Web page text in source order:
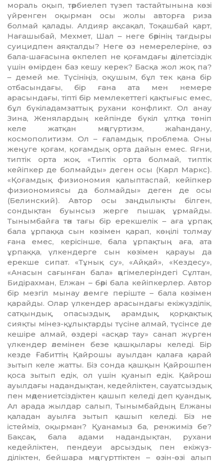
мораль оқып, тәрбиелеп түзеп тастайты­нына көзі
үйренген оқырман осы жолы авторға риза
болмай қалады. Алдияр ақсақал, Тоқашбай қарт,
Нағашыбай, Мехмет, Шал – неге бәрінің тағдыры
суицидпен аяқталды? Неге өз немерелеріне, өз
бала-шағасына өкпелеп не қоғамдағы әділетсіздік
үшін өмірден баз кешу керек? Басқа жол жоқ па?
– демей ме. Түсі­ніңіз, оқушым, бұл тек қана бір
отбасын­дағы, бір ғана ата мен не­мере
арасындағы, тіпті бір мем­лекеттегі қақтығыс емес,
бұл бүкіл­адам­заттық рухани конфликт. Ол анау
Зина, Женялардың кейпінде бүкіл ұлтқа төніп
келе жатқан мәңгүр­тизм, жаһандану,
космополитизм. Ол – ғаламдық проблема. Оны
жеңуге қоғам, қоғамдық орта дайын емес. Яғни,
типтік орта жоқ. «Типтік орта болмай, типтік
кейіпкер де бол­майды» деген осы (Карл Маркс).
«Қоғамдық фи­зиономия қалып­таспай, кейіпкер
физиономиясы да болмайды» деген де осы
(Белинский). Автор осы заңды­лықты білген,
сондық­тан буынсыз жерге пышақ ұр­майды.
Тыным­байға тән тағы бір ерекшелік – аға ұрпақ
бала ұр­паққа сын көзімен қарап, көңілі толмау
ғана емес, керісінше, бала ұрпақтың аға, ата
ұрпаққа, үл­кендерге сын көзімен қарауы да
ерекше сипат. «Тұнық су», «Ай­қай», «Кездесу»,
«Анасын сағын­ған бала» әңгімелеріндегі Сұлтан,
Бидірахман, Елжан – бәрі бала кейіпкерлер. Автор
бір мезгіл мынау әлемге періште – бала көзімен
қарайды. Олар үлкендер арасындағы екіжүзділік,
сатқын­дық, опасыздық, арамдық, қор­қақтық
сияқты мінез-құлықтарды түсіне алмай, түсінсе де
кешіре алмай, өздері «асқар тау» санап жүрген
үлкендер әлемінен безе қашқылары келеді. Бір
кезде Ғабиттің Қайрошы ауылдан қалаға қарай
зытып келе жатты. Біз сонда қашқын Қайрошпен
қоса зытып едік, ол үшін қуанып едік. Қайрош
ауылдағы надан­дықтан, кедей­ліктен, сауатсыздық
пен мәдениет­сіздіктен қашып келеді деп қуан­дық.
Ал арада жылдар салып, Тынымбайдың Елжаны
қаладан ауылға зытып қашып келеді. Біз не
істейміз, оқырман? Қуанамыз ба, ренжиміз бе?
Бақсақ, бала адами надан­дықтан, рухани
кедейліктен, пендеуи арсыздық пен екіжүз­
діліктен, бейшара мәңгүрттіктен – өзін-өзі алып